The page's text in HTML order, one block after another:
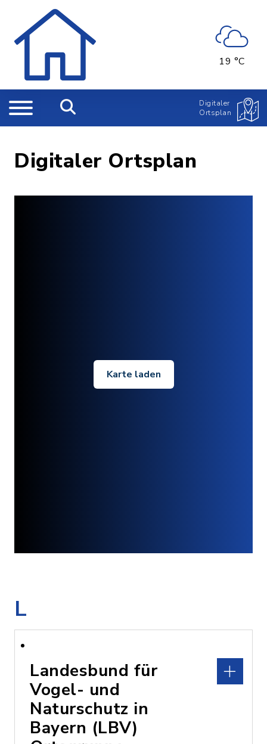
19 °C
Digitaler
Ortsplan
Digitaler Ortsplan
Karte laden
L
Landesbund für
Vogel- und
Naturschutz in
Bayern (LBV)